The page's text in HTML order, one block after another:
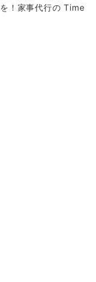
！家事代行の Time